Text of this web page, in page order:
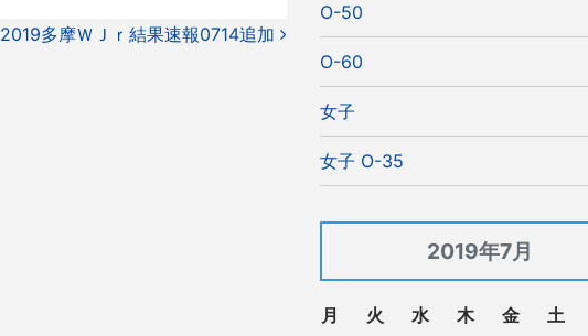
2019多摩ＷＪｒ結果速報0714追加
O-50
O-60
女子
女子 O-35
2019年7月
月 火 水 木 金 土